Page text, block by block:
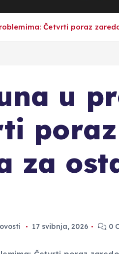
Četvrti poraz
u
za
17 svibnja, 2026 0